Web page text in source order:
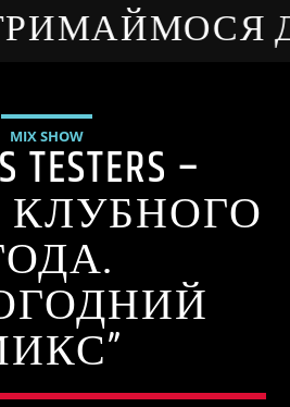
MIX SHOW
TESTERS –
КЛУБНОГО